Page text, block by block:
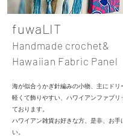
fuwaLIT
Handmade crochet&
Hawaiian Fabric Panel
海が似合うかぎ針編みの小物、主にドリ
軽くて飾りやすい、ハワイアンファブリ
ております。
ハワイアン雑貨お好きな方、是非、お手
い。